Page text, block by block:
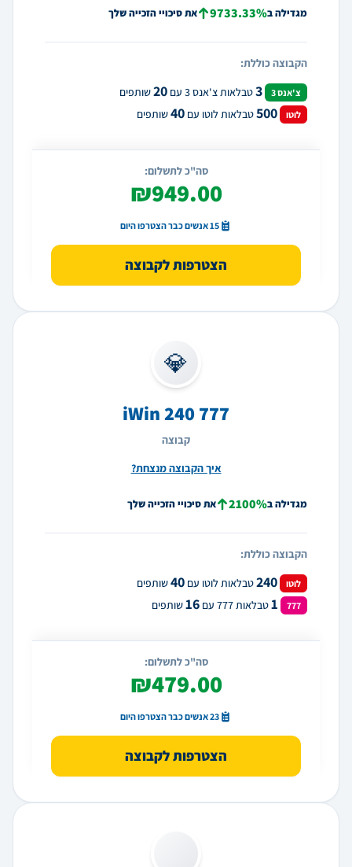
מגדילה ב9733.33% את סיכויי הזכייה שלך
הקבוצה כוללת:
צ'אנס 3 3טבלאות צ'אנס 3 עם 20שותפים
לוטו 500טבלאות לוטו עם 40שותפים
סה"כ לתשלום:
₪949.00
15 אנשים כבר הצטרפו היום
הצטרפות לקבוצה
💎
iWin 240 777
קבוצה
איך הקבוצה מנצחת?
מגדילה ב2100% את סיכויי הזכייה שלך
הקבוצה כוללת:
לוטו 240טבלאות לוטו עם 40שותפים
777
1טבלאות 777 עם 16שותפים
סה"כ לתשלום:
₪479.00
23 אנשים כבר הצטרפו היום
הצטרפות לקבוצה